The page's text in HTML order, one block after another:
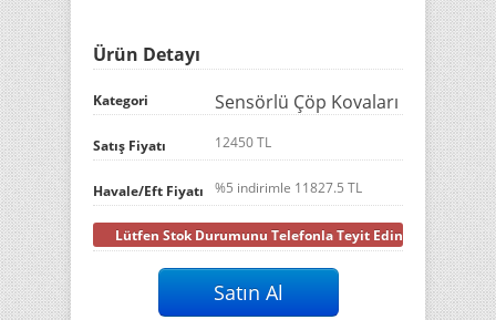
Ürün Detayı
Kategori Sensörlü Çöp Kovaları
Satış Fiyatı 12450 TL
Havale/Eft Fiyatı %5 indirimle 11827.5 TL
Lütfen Stok Durumunu Telefonla Teyit Ediniz